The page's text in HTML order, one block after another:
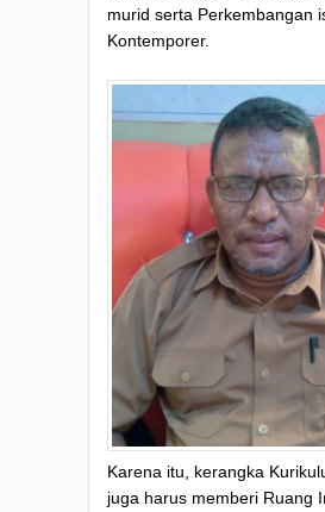
murid serta Perkembangan
Kontemporer.
Karena itu, kerangka
juga harus memberi Ruang